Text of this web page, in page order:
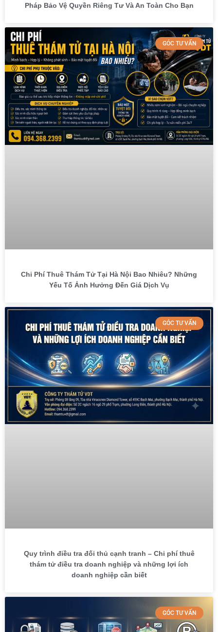
Pháp Bảo Vệ Quyền Riêng Tư Và An Toàn Cho Bạn
GÓC TƯ VẤN
Chi Phí Thuê Thám Tử Tại Hà Nội Bao Nhiêu? Những
Yếu Tố Ảnh Hưởng Đến Giá Dịch Vụ
GÓC TƯ VẤN
Quy trình điều tra đối thủ cạnh tranh – Chi phí thuê
thám tử điều tra doanh nghiệp và những lợi ích
doanh nghiệp cần biết
GÓC TƯ VẤN